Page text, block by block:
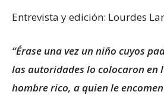
Entrevista y edición: Lourdes
“Érase una vez un niño cuyos
las autoridades lo colocaron en
hombre rico, a quien le